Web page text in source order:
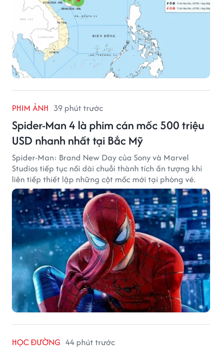
PHIM ẢNH 39 phút trước
Spider-Man 4 là phim cán mốc 500 triệu
USD nhanh nhất tại Bắc Mỹ
Spider-Man: Brand New Day của Sony và Marvel
Studios tiếp tục nối dài chuỗi thành tích ấn tượng khi
liên tiếp thiết lập những cột mốc mới tại phòng vé.
HỌC ĐƯỜNG 44 phút trước